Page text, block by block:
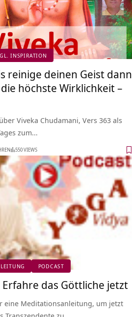
INSPIRATION
reinige deinen Geist dann
höchste Wirklichkeit –
Viveka Chudamani, Vers 363 als
zum…
550 VIEWS
PODCAST
das Göttliche jetzt
eine Meditationsanleitung, um jetzt